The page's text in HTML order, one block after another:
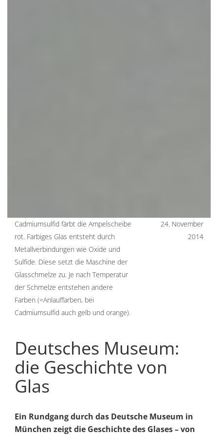
Cadmiumsulfid färbt die Ampelscheibe
rot. Farbiges Glas entsteht durch
Metallverbindungen wie Oxide und
Sulfide. Diese setzt die Maschine der
Glasschmelze zu. Je nach Temperatur
der Schmelze entstehen andere
Farben (=Anlauffarben, bei
Cadmiumsulfid auch gelb und orange).
24. November
2014
Deutsches Museum:
die Geschichte von
Glas
Ein Rundgang durch das Deutsche Museum in
München zeigt die Geschichte des Glases – von